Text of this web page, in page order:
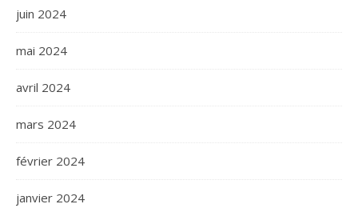
juin 2024
mai 2024
avril 2024
mars 2024
février 2024
janvier 2024